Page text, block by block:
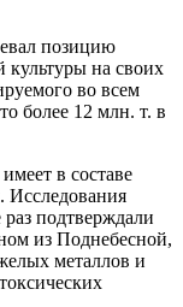
позицию
на своих
во всем
более 12 млн. т. в
в составе
Исследования
подтверждали
из Поднебесной,
металлов и